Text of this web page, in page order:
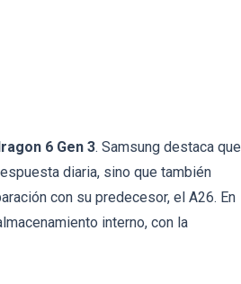
6 Gen 3. Samsung destaca que
diaria, sino que también
con su predecesor, el A26. En
interno, con la